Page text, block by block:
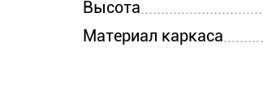
Высота
Материал каркаса